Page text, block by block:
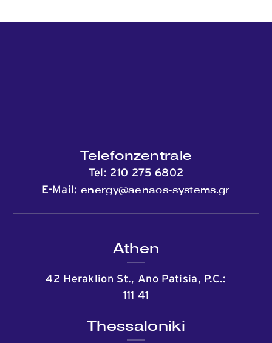
Telefonzentrale
Tel: 210 275 6802
E-Mail: energy@aenaos-systems.gr
Athen
42 Heraklion St., Ano Patisia, P.C.:
111 41
Thessaloniki